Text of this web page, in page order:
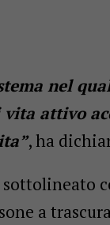
nel
attivo
, ha
a